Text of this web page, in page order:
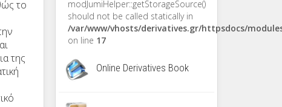
το
της
modJumiHelper::getStorageSource()
should not be called statically in
/var/www/vhosts/derivatives.gr/httpsdocs/
on line 17
Online Derivatives Book